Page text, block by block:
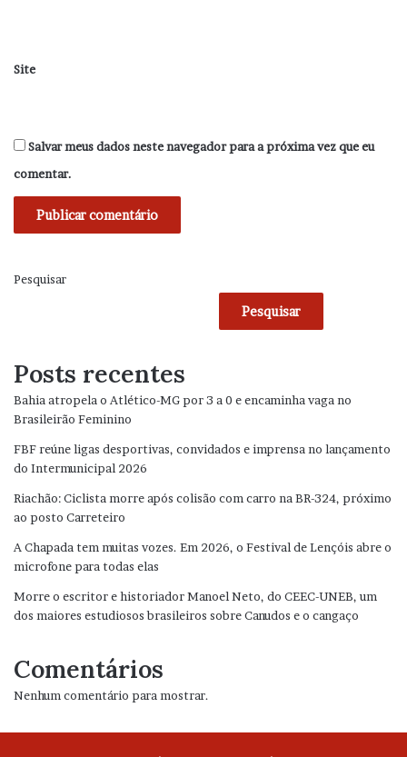
Site
Salvar meus dados neste navegador para a próxima vez que eu
comentar.
Pesquisar
Pesquisar
Posts recentes
Bahia atropela o Atlético-MG por 3 a 0 e encaminha vaga no
Brasileirão Feminino
FBF reúne ligas desportivas, convidados e imprensa no lançamento
do Intermunicipal 2026
Riachão: Ciclista morre após colisão com carro na BR-324, próximo
ao posto Carreteiro
A Chapada tem muitas vozes. Em 2026, o Festival de Lençóis abre o
microfone para todas elas
Morre o escritor e historiador Manoel Neto, do CEEC-UNEB, um
dos maiores estudiosos brasileiros sobre Canudos e o cangaço
Comentários
Nenhum comentário para mostrar.